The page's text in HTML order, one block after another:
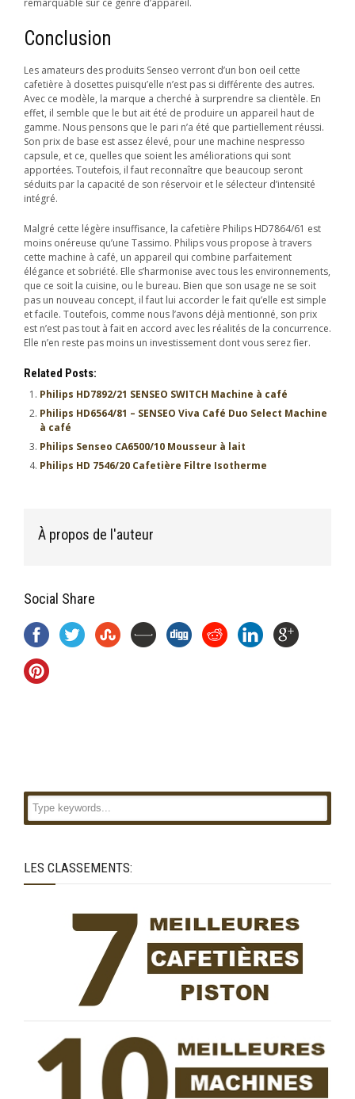
remarquable sur ce genre d’appareil.
Conclusion
Les amateurs des produits Senseo verront d’un bon oeil cette
cafetière à dosettes puisqu’elle n’est pas si différente des autres.
Avec ce modèle, la marque a cherché à surprendre sa clientèle. En
effet, il semble que le but ait été de produire un appareil haut de
gamme. Nous pensons que le pari n’a été que partiellement réussi.
Son prix de base est assez élevé, pour une machine nespresso
capsule, et ce, quelles que soient les améliorations qui sont
apportées. Toutefois, il faut reconnaître que beaucoup seront
séduits par la capacité de son réservoir et le sélecteur d’intensité
intégré.
Malgré cette légère insuffisance, la cafetière Philips HD7864/61 est
moins onéreuse qu’une Tassimo. Philips vous propose à travers
cette machine à café, un appareil qui combine parfaitement
élégance et sobriété. Elle s’harmonise avec tous les environnements,
que ce soit la cuisine, ou le bureau. Bien que son usage ne se soit
pas un nouveau concept, il faut lui accorder le fait qu’elle est simple
et facile. Toutefois, comme nous l’avons déjà mentionné, son prix
est n’est pas tout à fait en accord avec les réalités de la concurrence.
Elle n’en reste pas moins un investissement dont vous serez fier.
Related Posts:
Philips HD7892/21 SENSEO SWITCH Machine à café
Philips HD6564/81 – SENSEO Viva Café Duo Select Machine
à café
Philips Senseo CA6500/10 Mousseur à lait
Philips HD 7546/20 Cafetière Filtre Isotherme
À propos de l'auteur
Social Share
LES CLASSEMENTS: